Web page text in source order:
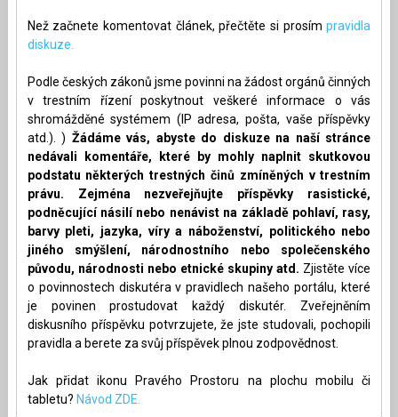
Než začnete komentovat článek, přečtěte si prosímpravidla
diskuze.
Podle českých zákonů jsme povinni na žádost orgánů činných
v trestním řízení poskytnout veškeré informace o vás
shromážděné systémem (IP adresa, pošta, vaše příspěvky
atd.). ) Žádáme vás, abyste do diskuze na naší stránce
nedávali komentáře, které by mohly naplnit skutkovou
podstatu některých trestných činů zmíněných v trestním
právu. Zejména nezveřejňujte příspěvky rasistické,
podněcující násilí nebo nenávist na základě pohlaví, rasy,
barvy pleti, jazyka, víry a náboženství, politického nebo
jiného smýšlení, národnostního nebo společenského
původu, národnosti nebo etnické skupiny atd. Zjistěte více
o povinnostech diskutéra v pravidlech našeho portálu, které
je povinen prostudovat každý diskutér. Zveřejněním
diskusního příspěvku potvrzujete, že jste studovali, pochopili
pravidla a berete za svůj příspěvek plnou zodpovědnost.
Jak přidat ikonu Pravého Prostoru na plochu mobilu či
tabletu? Návod ZDE.